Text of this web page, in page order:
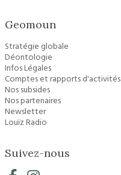
Geomoun
Stratégie globale
Déontologie
Infos Légales
Comptes et rapports d'activités
Nos subsides
Nos partenaires
Newsletter
Louïz Radio
Suivez-nous